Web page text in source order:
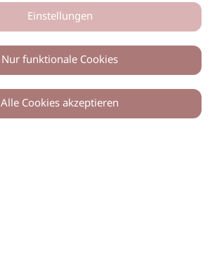
Einstellungen
Nur funktionale Cookies
Alle Cookies akzeptieren